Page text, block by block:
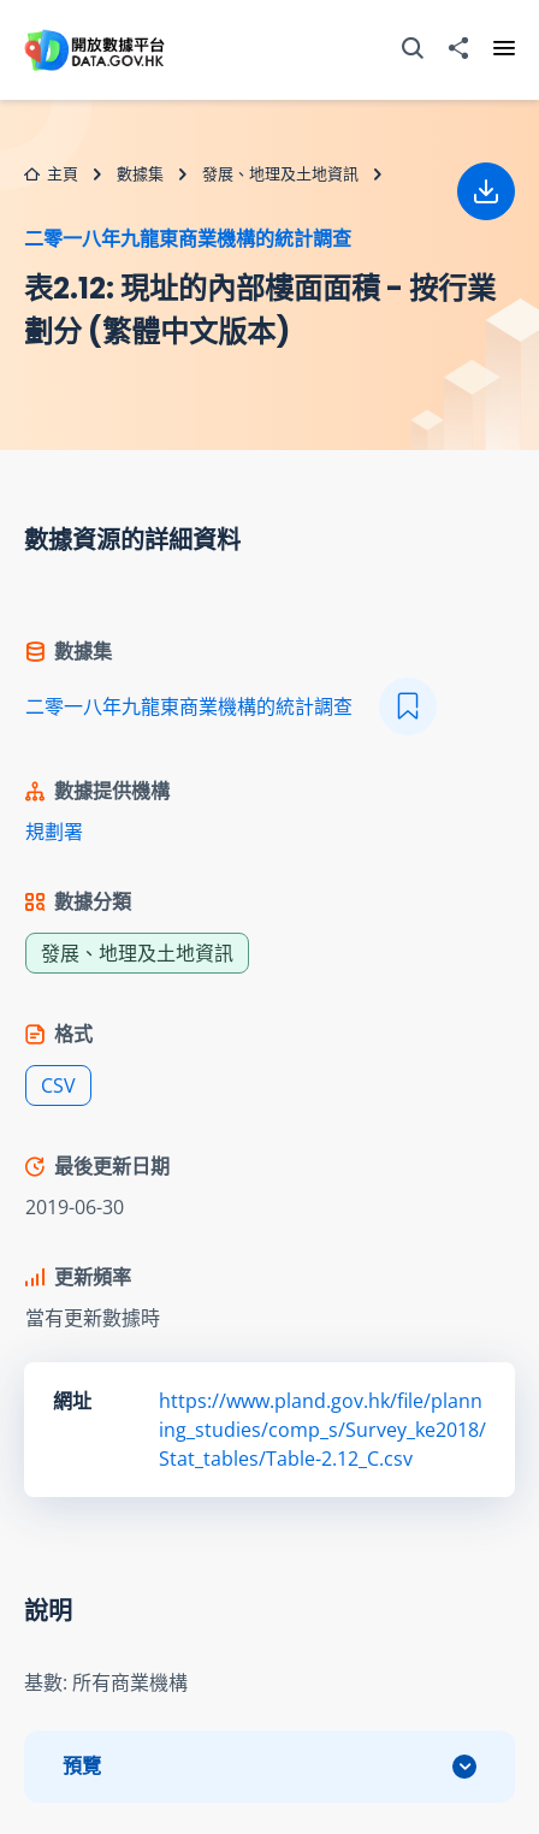
打開搜尋器分享至
主頁 數據集 發展、地理及土地資訊
二零一八年九龍東商業機構的統計調查
表2.12: 現址的內部樓面面積 - 按行業
劃分 (繁體中文版本)
下載
數據資源的詳細資料
數據集
二零一八年九龍東商業機構的統計調查
數據提供機構
規劃署
數據分類
發展、地理及土地資訊
格式
CSV
最後更新日期
2019-06-30
更新頻率
當有更新數據時
網址
https://www.pland.gov.hk/file/plann
ing_studies/comp_s/Survey_ke2018/
Stat_tables/Table-2.12_C.csv
說明
基數: 所有商業機構
預覽